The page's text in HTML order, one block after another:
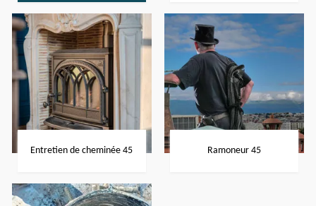
Entretien de cheminée 45 Ramoneur 45